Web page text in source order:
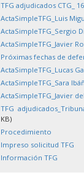
TFG adjudicados CTG_
ActaSimpleTFG_Luis
ActaSimpleTFG_Sergio
ActaSimpleTFG_Javier
Próximas fechas de
ActaSimpleTFG_Lucas
ActaSimpleTFG_Sara
ActaSimpleTFG_Javier
TFG
KB)
Procedimiento
Impreso solicitud TFG
Información TFG